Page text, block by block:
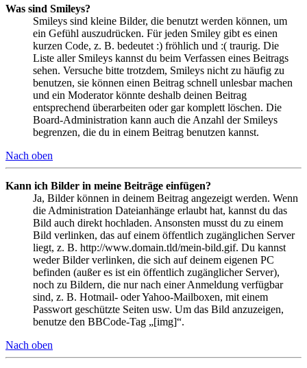
Was sind Smileys?
Smileys sind kleine Bilder, die benutzt werden können, um
ein Gefühl auszudrücken. Für jeden Smiley gibt es einen
kurzen Code, z. B. bedeutet :) fröhlich und :( traurig. Die
Liste aller Smileys kannst du beim Verfassen eines Beitrags
sehen. Versuche bitte trotzdem, Smileys nicht zu häufig zu
benutzen, sie können einen Beitrag schnell unlesbar machen
und ein Moderator könnte deshalb deinen Beitrag
entsprechend überarbeiten oder gar komplett löschen. Die
Board-Administration kann auch die Anzahl der Smileys
begrenzen, die du in einem Beitrag benutzen kannst.
Nach oben
Kann ich Bilder in meine Beiträge einfügen?
Ja, Bilder können in deinem Beitrag angezeigt werden. Wenn
die Administration Dateianhänge erlaubt hat, kannst du das
Bild auch direkt hochladen. Ansonsten musst du zu einem
Bild verlinken, das auf einem öffentlich zugänglichen Server
liegt, z. B. http://www.domain.tld/mein-bild.gif. Du kannst
weder Bilder verlinken, die sich auf deinem eigenen PC
befinden (außer es ist ein öffentlich zugänglicher Server),
noch zu Bildern, die nur nach einer Anmeldung verfügbar
sind, z. B. Hotmail- oder Yahoo-Mailboxen, mit einem
Passwort geschützte Seiten usw. Um das Bild anzuzeigen,
benutze den BBCode-Tag „[img]“.
Nach oben